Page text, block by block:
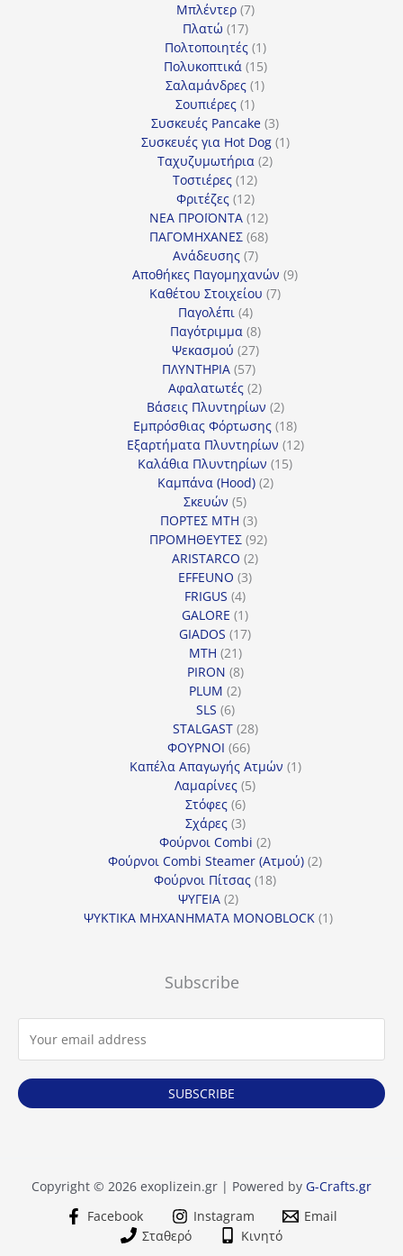
Μπλέντερ 77
Πλατώ 1717
προϊόντα
Πολτοποιητές 11
προϊόν
Πολυκοπτικά 1515
προϊόντα
Σαλαμάνδρες 11
Σουπιέρες 11
προϊόν
Συσκευές Pancake 33
προϊόντα
Συσκευές για Hot Dog 11
Ταχυζυμωτήρια 22
Τοστιέρες 1212
προϊόντα
Φριτέζες 1212
προϊόντα
ΝΕΑ ΠΡΟΪΟΝΤΑ 1212
προϊόντα
ΠΑΓΟΜΗΧΑΝΕΣ 6868
Ανάδευσης 77
προϊόντα
Αποθήκες Παγομηχανών 99
Καθέτου Στοιχείου 77
Παγολέπι 44
προϊόντα
Παγότριμμα 88
προϊόντα
Ψεκασμού 2727
προϊόντα
ΠΛΥΝΤΗΡΙΑ 5757
προϊόντα
Αφαλατωτές 22
προϊόντα
Βάσεις Πλυντηρίων 22
προϊόντα
Εμπρόσθιας Φόρτωσης 1818
προϊόντα
Εξαρτήματα Πλυντηρίων 1212
Καλάθια Πλυντηρίων 1515
Καμπάνα (Hood) 22
Σκευών 55
προϊόντα
ΠΟΡΤΕΣ MTH 33
προϊόντα
ΠΡΟΜΗΘΕΥΤΕΣ 9292
ARISTARCO 22
EFFEUNO 33
FRIGUS 44
προϊόντα
GALORE 11
προϊόν
GIADOS 1717
MTH 2121
προϊόντα
PIRON 88
προϊόντα
PLUM 22
SLS 66
προϊόντα
STALGAST 2828
ΦΟΥΡΝΟΙ 6666
προϊόντα
Καπέλα Απαγωγής Ατμών 11
Λαμαρίνες 55
Στόφες 66
προϊόντα
Σχάρες 33
προϊόντα
Φούρνοι Combi 22
προϊόντα
Φούρνοι Combi Steamer (Ατμού) 22
Φούρνοι Πίτσας 1818
ΨΥΓΕΙΑ 22
προϊόντα
ΨΥΚΤΙΚΑ ΜΗΧΑΝΗΜΑΤΑ MONOBLOCK 11
Subscribe
SUBSCRIBE
Copyright © 2026 exoplizein.gr | Powered by G-Crafts.gr
Facebook
Instagram
Email
Σταθερό
Κινητό